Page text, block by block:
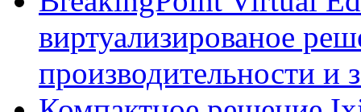
виртуализированое
производительности и